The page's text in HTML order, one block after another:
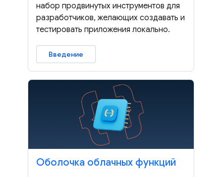
набор продвинутых инструментов для
разработчиков, желающих создавать и
тестировать приложения локально.
Введение
Оболочка облачных функций